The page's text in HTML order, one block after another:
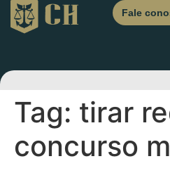
Fale
Tag: tirar
concurso